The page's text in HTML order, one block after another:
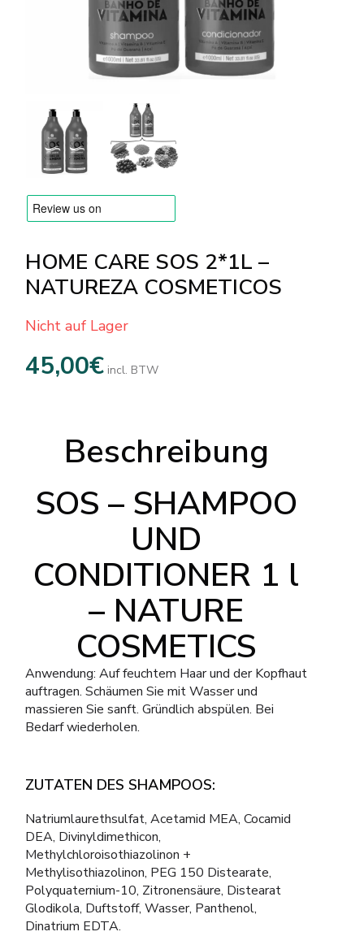
Versandarten & Zahlungsarten
HOME CARE SOS 2*1L –
NATUREZA COSMETICOS
Nicht auf Lager
45,00€ incl. BTW
Beschreibung
SOS – SHAMPOO
UND
CONDITIONER 1 l
– NATURE
COSMETICS
Anwendung: Auf feuchtem Haar und der Kopfhaut
auftragen. Schäumen Sie mit Wasser und
massieren Sie sanft. Gründlich abspülen. Bei
Bedarf wiederholen.
ZUTATEN DES SHAMPOOS:
Natriumlaurethsulfat, Acetamid MEA, Cocamid
DEA, Divinyldimethicon,
Methylchloroisothiazolinon +
Methylisothiazolinon, PEG 150 Distearate,
Polyquaternium-10, Zitronensäure, Distearat
Glodikola, Duftstoff, Wasser, Panthenol,
Dinatrium EDTA.